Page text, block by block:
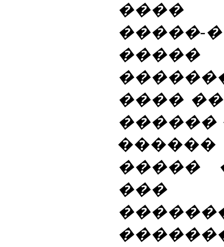
����
�����
����
������
�����
���